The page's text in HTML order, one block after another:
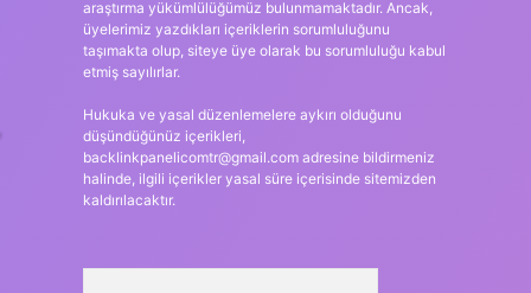
araştırma yükümlülüğümüz bulunmamaktadır. Ancak,
üyelerimiz yazdıkları içeriklerin sorumluluğunu
taşımakta olup, siteye üye olarak bu sorumluluğu kabul
etmiş sayılırlar.
Hukuka ve yasal düzenlemelere aykırı olduğunu
düşündüğünüz içerikleri,
backlinkpanelicomtr@gmail.comadresine bildirmeniz
halinde, ilgili içerikler yasal süre içerisinde sitemizden
kaldırılacaktır.